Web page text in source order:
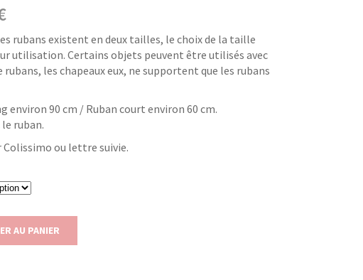
rubans existent en deux tailles, le choix de la taille
utilisation. Certains objets peuvent être utilisés avec
rubans, les chapeaux eux, ne supportent que les rubans
environ 90 cm / Ruban court environ 60 cm.
ruban.
Colissimo ou lettre suivie.
AU PANIER